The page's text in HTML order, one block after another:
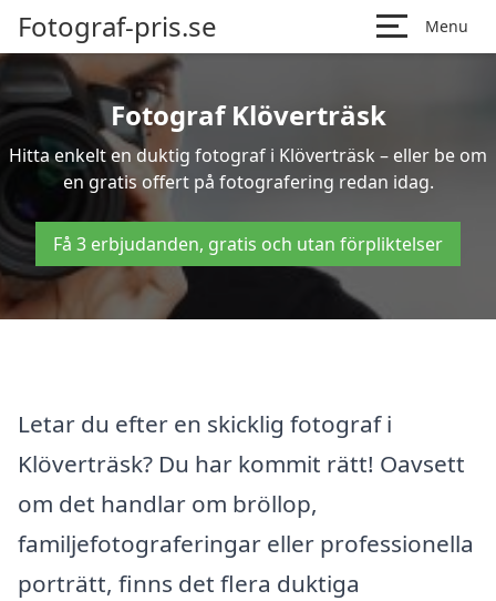
Fotograf-pris.se Menu
Fotograf Klöverträsk
Hitta enkelt en duktig fotograf i Klöverträsk – eller be om
en gratis offert på fotografering redan idag.
Få 3 erbjudanden, gratis och utan förpliktelser
Letar du efter en skicklig fotograf i
Klöverträsk? Du har kommit rätt! Oavsett
om det handlar om bröllop,
familjefotograferingar eller professionella
porträtt, finns det flera duktiga